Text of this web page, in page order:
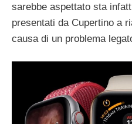
sarebbe aspettato sta
presentati da Cupertino a
causa di un problema